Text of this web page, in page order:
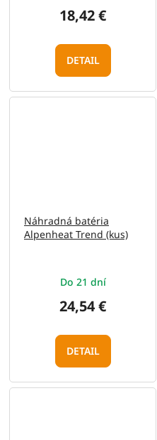
18,42 €
DETAIL
Náhradná batéria
Alpenheat Trend (kus)
Do 21 dní
24,54 €
DETAIL